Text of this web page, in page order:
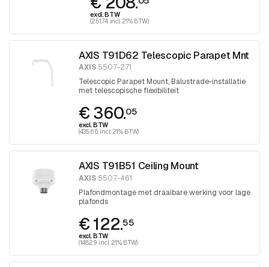
excl. BTW
(251.74 incl. 21% BTW)
AXIS T91D62 Telescopic Parapet Mnt
AXIS 5507-271
Telescopic Parapet Mount, Balustrade-installatie
met telescopische flexibiliteit
€ 360.05
excl. BTW
(435.66 incl. 21% BTW)
AXIS T91B51 Ceiling Mount
AXIS 5507-461
Plafondmontage met draaibare werking voor lage
plafonds
€ 122.55
excl. BTW
(148.29 incl. 21% BTW)